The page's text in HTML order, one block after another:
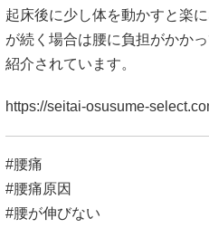
起床後に少し体を動かすと楽
が続く場合は腰に負担がかか
紹介されています。
https://seitai-osusume-
#腰痛
#腰痛原因
#腰が伸びない